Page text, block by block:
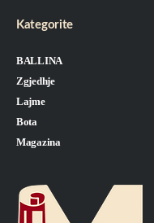
Kategorite
BALLINA
Zgjedhje
Lajme
Bota
Magazina